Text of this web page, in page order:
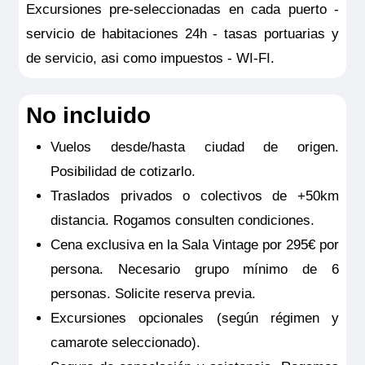
Excursiones pre-seleccionadas en cada puerto -
servicio de habitaciones 24h - tasas portuarias y
de servicio, asi como impuestos - WI-FI.
No incluido
Vuelos desde/hasta ciudad de origen.
Posibilidad de cotizarlo.
Traslados privados o colectivos de +50km
distancia. Rogamos consulten condiciones.
Cena exclusiva en la Sala Vintage por 295€ por
persona. Necesario grupo mínimo de 6
personas. Solicite reserva previa.
Excursiones opcionales (según régimen y
camarote seleccionado).